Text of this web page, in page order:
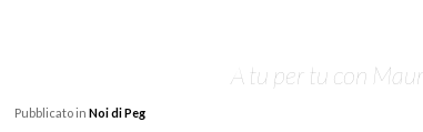
A tu per tu con
Pubblicato inNoi di Peg